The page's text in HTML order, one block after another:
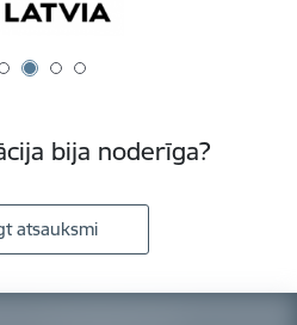
bija noderīga?
atsauksmi